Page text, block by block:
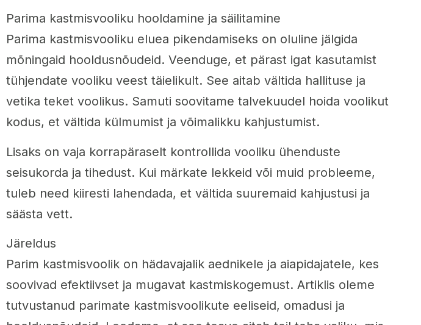
Parima kastmisvooliku hooldamine ja säilitamine
Parima kastmisvooliku eluea pikendamiseks on oluline jälgida
mõningaid hooldusnõudeid. Veenduge, et pärast igat kasutamist
tühjendate vooliku veest täielikult. See aitab vältida hallituse ja
vetika teket voolikus. Samuti soovitame talvekuudel hoida voolikut
kodus, et vältida külmumist ja võimalikku kahjustumist.
Lisaks on vaja korrapäraselt kontrollida vooliku ühenduste
seisukorda ja tihedust. Kui märkate lekkeid või muid probleeme,
tuleb need kiiresti lahendada, et vältida suuremaid kahjustusi ja
säästa vett.
Järeldus
Parim kastmisvoolik on hädavajalik aednikele ja aiapidajatele, kes
soovivad efektiivset ja mugavat kastmiskogemust. Artiklis oleme
tutvustanud parimate kastmisvoolikute eeliseid, omadusi ja